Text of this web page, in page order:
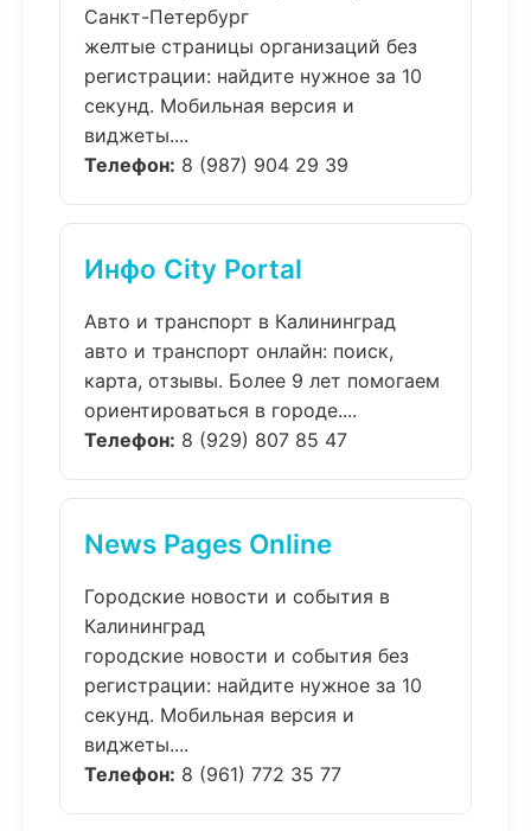
Санкт-Петербург
желтые страницы организаций без
регистрации: найдите нужное за 10
секунд. Мобильная версия и
виджеты....
Телефон: 8 (987) 904 29 39
Инфо City Portal
Авто и транспорт в Калининград
авто и транспорт онлайн: поиск,
карта, отзывы. Более 9 лет помогаем
ориентироваться в городе....
Телефон: 8 (929) 807 85 47
News Pages Online
Городские новости и события в
Калининград
городские новости и события без
регистрации: найдите нужное за 10
секунд. Мобильная версия и
виджеты....
Телефон: 8 (961) 772 35 77